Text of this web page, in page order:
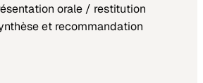
orale / restitution
et recommandation